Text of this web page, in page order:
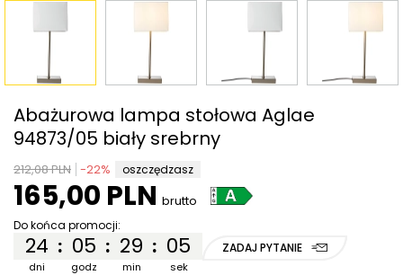
Abażurowa lampa stołowa Aglae
94873/05 biały srebrny
212,08 PLN -22% oszczędzasz
165,00 PLN brutto
Do końca promocji:
:
dni
24 :
godz
05 :
min
29
sek
05 ZADAJ PYTANIE